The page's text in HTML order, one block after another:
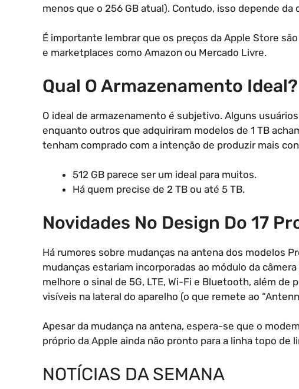
menos que o 256 GB atual). Contudo, isso depende
É importante lembrar que os preços da Apple Store
e marketplaces como Amazon ou Mercado Livre.
Qual O Armazenamento Ideal?
O ideal de armazenamento é subjetivo. Alguns
enquanto outros que adquiriram modelos de 1 TB
tenham comprado com a intenção de produzir mais
512 GB parece ser um ideal para muitos.
Há quem precise de 2 TB ou até 5 TB.
Novidades No Design Do 17
Há rumores sobre mudanças na antena dos modelos
mudanças estariam incorporadas ao módulo da
melhore o sinal de 5G, LTE, Wi-Fi e Bluetooth, além
visíveis na lateral do aparelho (o que remete ao
Apesar da mudança na antena, espera-se que o
próprio da Apple ainda não pronto para a linha topo de
NOTÍCIAS DA SEMANA